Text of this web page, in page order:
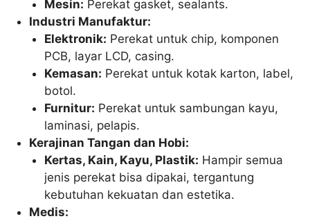
Mesin: Perekat gasket, sealants.
Industri Manufaktur:
Elektronik: Perekat untuk chip, komponen
PCB, layar LCD, casing.
Kemasan: Perekat untuk kotak karton, label,
botol.
Furnitur: Perekat untuk sambungan kayu,
laminasi, pelapis.
Kerajinan Tangan dan Hobi:
Kertas, Kain, Kayu, Plastik: Hampir semua
jenis perekat bisa dipakai, tergantung
kebutuhan kekuatan dan estetika.
Medis: